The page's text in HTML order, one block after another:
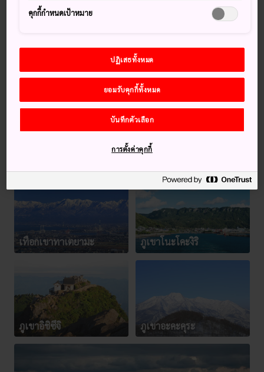
เทือกเขาทาเตยามะ ภูเขาโนะโคะงิริ
ภูเขาอิชิซึจิ ภูเขาอะคะคุระ
คุกกี้กำหนดเป้าหมาย
ปฏิเสธทั้งหมด
ยอมรับคุกกี้ทั้งหมด
บันทึกตัวเลือก
การตั้งค่าคุกกี้